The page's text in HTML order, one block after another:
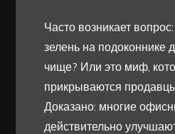
Часто возникает
зелень на подоконнике
чище? Или это миф,
прикрываются
Доказано: многие
действительно